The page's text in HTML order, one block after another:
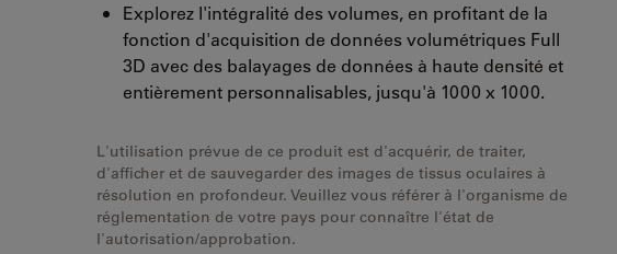
Explorez l'intégralité des volumes, en profitant de la
fonction d'acquisition de données volumétriques Full
3D avec des balayages de données à haute densité et
entièrement personnalisables, jusqu'à 1000 x 1000.
L'utilisation prévue de ce produit est d'acquérir, de traiter,
d'afficher et de sauvegarder des images de tissus oculaires à
résolution en profondeur. Veuillez vous référer à l'organisme de
réglementation de votre pays pour connaître l'état de
l'autorisation/approbation.